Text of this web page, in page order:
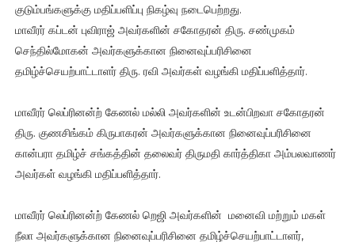
குடும்பங்களுக்கு மதிப்பளிப்பு நிகழ்வு நடைபெற்றது.
மாவீரர் கப்டன் புவிராஜ் அவர்களின் சகோதரன் திரு. சண்முகம்
செந்தில்மோகன் அவர்களுக்கான நினைவுப்பரிசினை
தமிழ்ச்செயற்பாட்டாளர் திரு. ரவி அவர்கள் வழங்கி மதிப்பளித்தார்.
மாவீரர் லெப்ரினன்ற் கேணல் மல்லி அவர்களின் உடன்பிறவா சகோதரன்
திரு. குணசிங்கம் கிருபாகரன் அவர்களுக்கான நினைவுப்பரிசினை
கான்பரா தமிழ்ச் சங்கத்தின் தலைவர் திருமதி கார்த்திகா அம்பலவாணர்
அவர்கள் வழங்கி மதிப்பளித்தார்.
மாவீரர் லெப்ரினன்ற் கேணல் றெஜி அவர்களின் மனைவி மற்றும் மகள்
நீலா அவர்களுக்கான நினைவுப்பரிசினை தமிழ்ச்செயற்பாட்டாளர்,